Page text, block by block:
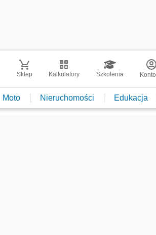
Sklep Kalkulatory Szkolenia Konto
Moto Nieruchomości Edukacja